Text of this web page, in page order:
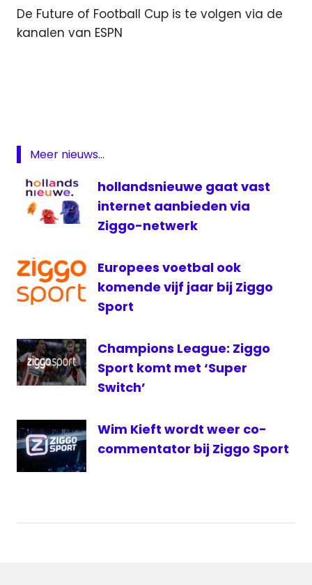
De Future of Football Cup is te volgen via de
kanalen van ESPN
Cup
televisie
voetbal
Meer nieuws...
hollandsnieuwe gaat vast
internet aanbieden via
Ziggo-netwerk
Europees voetbal ook
komende vijf jaar bij Ziggo
Sport
Champions League: Ziggo
Sport komt met ‘Super
Switch’
Wim Kieft wordt weer co-
commentator bij Ziggo Sport